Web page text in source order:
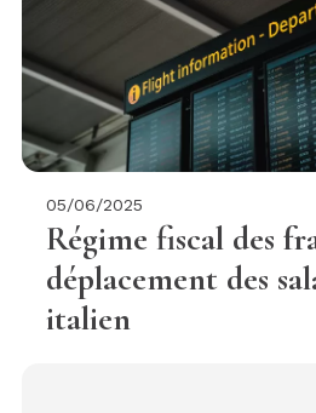
05/06/2025
Régime fiscal des
déplacement des
italien